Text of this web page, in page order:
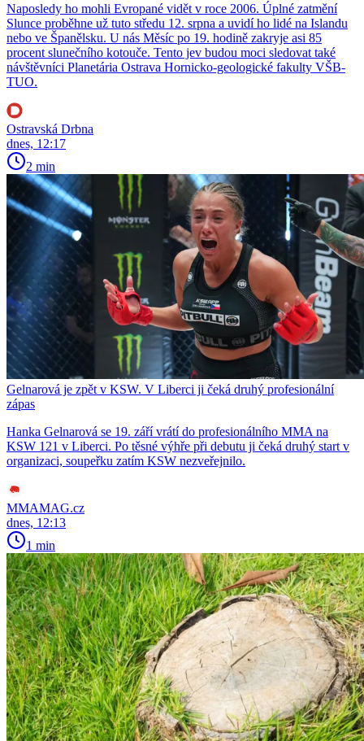
Naposledy ho mohli Evropané vidět v roce 2006. Úplné zatmění
Slunce proběhne už tuto středu 12. srpna a uvidí ho lidé na Islandu
nebo ve Španělsku. U nás Měsíc po 19. hodině zakryje asi 85
procent slunečního kotouče. Tento jev budou moci sledovat také
návštěvníci Planetária Ostrava Hornicko-geologické fakulty VŠB-
TUO.
Ostravská Drbna
dnes, 12:17
2 min
Gelnarová je zpět v KSW. V Liberci ji čeká druhý profesionální
zápas
Hanka Gelnarová se 19. září vrátí do profesionálního MMA na
KSW 121 v Liberci. Po těsné výhře při debutu ji čeká druhý start v
organizaci, soupeřku zatím KSW nezveřejnilo.
MMAMAG.cz
dnes, 12:13
1 min